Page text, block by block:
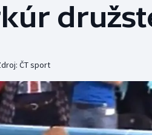
Basketbal
Boby a skeleton
Box
ČT sport